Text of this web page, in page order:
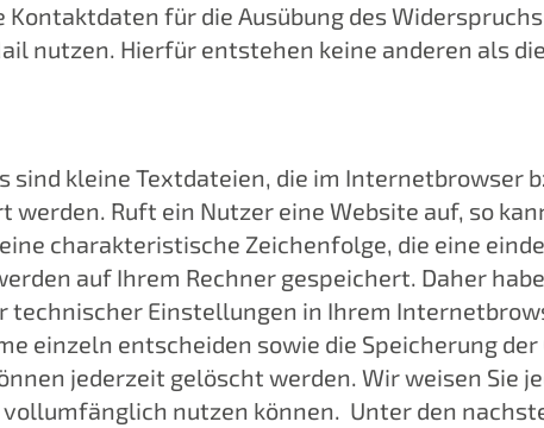
für die Ausübung des
nutzen. Hierfür entstehen keine anderen als
sind kleine Textdateien, die im Internetbrowser
Ruft ein Nutzer eine Website auf, so
charakteristische Zeichenfolge, die eine
auf Ihrem Rechner gespeichert. Daher
technischer Einstellungen in Ihrem
einzeln entscheiden sowie die Speicherung
jederzeit gelöscht werden. Wir weisen Sie
nutzen können. Unter den